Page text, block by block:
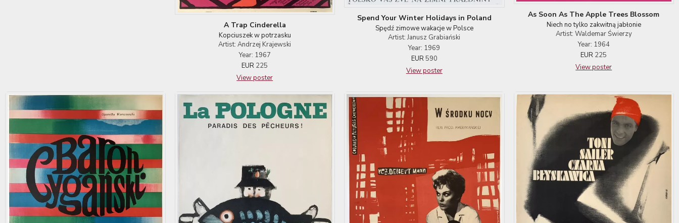
A Trap Cinderella
Kopciuszek w potrzasku
Artist: Andrzej Krajewski
Year: 1967
EUR 225
View poster
Spend Your Winter Holidays in Poland
Spędź zimowe wakacje w Polsce
Artist: Janusz Grabiański
Year: 1969
EUR590
View poster
As Soon As The Apple Trees Blossom
Niech no tylko zakwitną jabłonie
Artist: Waldemar Świerzy
Year: 1964
EUR 225
View poster